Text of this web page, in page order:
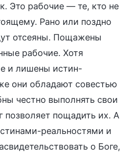
Это рабочие — те, кто не
Рано или поздно
отсеяны. Пощажены
рабочие. Хотя
и лишены истин-
они обладают совестью
честно выполнять свои
позволяет пощадить их. А
реальностями и
о Боге,